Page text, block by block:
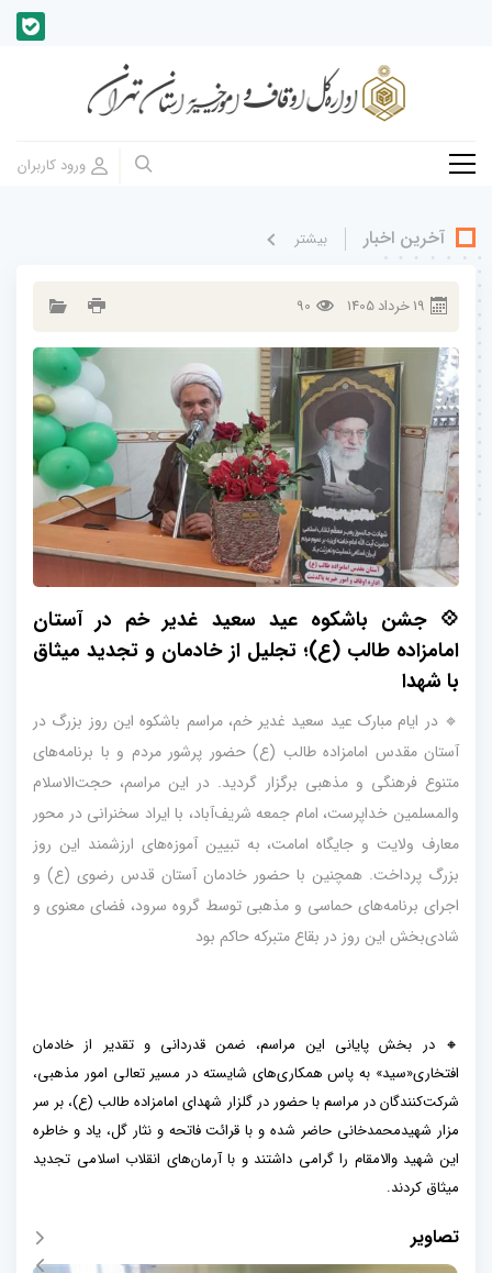
آخرین اخبار بيشتر
19خرداد1405
90
💠 جشن باشکوه عید سعید غدیر خم در آستان
امامزاده طالب (ع)؛ تجلیل از خادمان و تجدید میثاق
با شهدا
🔹 در ایام مبارک عید سعید غدیر خم، مراسم باشکوه این روز بزرگ در
آستان مقدس امامزاده طالب (ع) حضور پرشور مردم و با برنامه‌های
متنوع فرهنگی و مذهبی برگزار گردید. در این مراسم، حجت‌الاسلام
والمسلمین خداپرست، امام جمعه شریف‌آباد، با ایراد سخنرانی در محور
معارف ولایت و جایگاه امامت، به تبیین آموزه‌های ارزشمند این روز
بزرگ پرداخت. همچنین با حضور خادمان آستان قدس رضوی (ع) و
اجرای برنامه‌های حماسی و مذهبی توسط گروه سرود، فضای معنوی و
شادی‌بخش این روز در بقاع متبرکه حاکم بود
🔸 در بخش پایانی این مراسم، ضمن قدردانی و تقدیر از خادمان
افتخاری«سید» به پاس همکاری‌های شایسته در مسیر تعالی امور مذهبی،
شرکت‌کنندگان در مراسم با حضور در گلزار شهدای امامزاده طالب (ع)، بر سر
مزار شهیدمحمدخانی حاضر شده و با قرائت فاتحه و نثار گل، یاد و خاطره
این شهید والامقام را گرامی داشتند و با آرمان‌های انقلاب اسلامی تجدید
میثاق کردند.
تصاویر